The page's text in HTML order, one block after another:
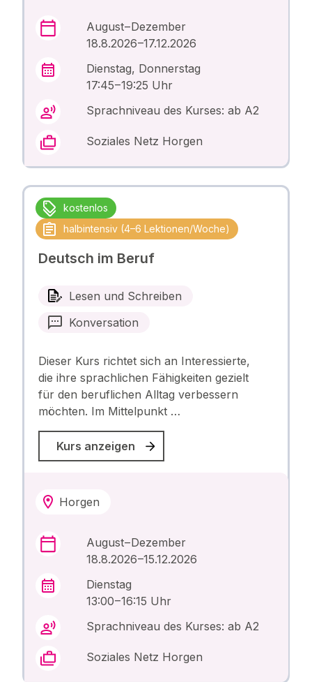
August – Dezember
18.8.2026 –17.12.2026
Dienstag, Donnerstag
17:45 – 19:25 Uhr
Sprachniveau des Kurses: ab A2
Soziales Netz Horgen
kostenlos
halbintensiv (4–6 Lektionen/Woche)
Deutsch im Beruf
Lesen und Schreiben
Konversation
Dieser Kurs richtet sich an Interessierte,
die ihre sprachlichen Fähigkeiten gezielt
für den beruflichen Alltag verbessern
möchten. Im Mittelpunkt …
Kurs anzeigen
Horgen
August – Dezember
18.8.2026 –15.12.2026
Dienstag
13:00 – 16:15 Uhr
Sprachniveau des Kurses: ab A2
Soziales Netz Horgen